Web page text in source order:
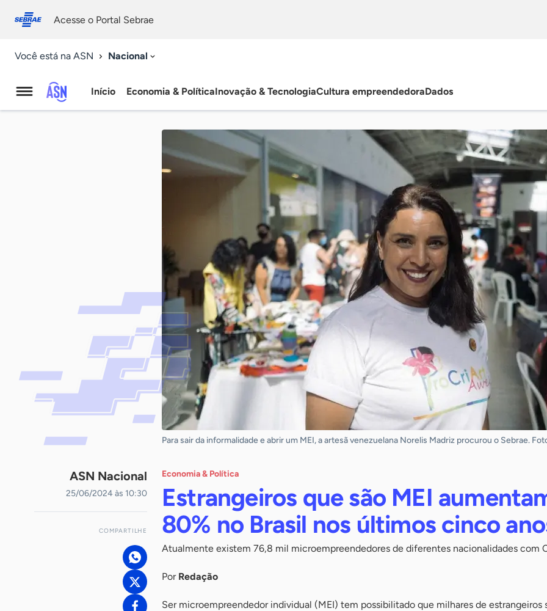
conosco
Acesse o Portal Sebrae
Você está na ASN Nacional
Agência
Início Economia & PolíticaInovação & TecnologiaCultura empreendedoraDados
Para sair da informalidade e abrir um MEI, a artesã venezuelana Norelis Madriz procurou o Sebrae.
ASN Nacional
25/06/2024 às 10:30
COMPARTILHE
Economia & Política
Estrangeiros que são MEI
80% no Brasil nos últimos cinco
Atualmente existem 76,8 mil microempreendedores de diferentes nacionalidades com
Por Redação
Ser microempreendedor individual (MEI) tem possibilitado que milhares de estrangeiros